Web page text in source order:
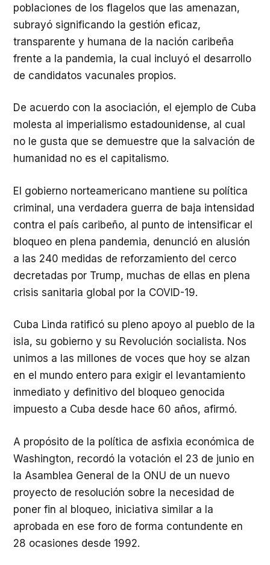
poblaciones de los flagelos que las amenazan,
subrayó significando la gestión eficaz,
transparente y humana de la nación caribeña
frente a la pandemia, la cual incluyó el desarrollo
de candidatos vacunales propios.
De acuerdo con la asociación, el ejemplo de Cuba
molesta al imperialismo estadounidense, al cual
no le gusta que se demuestre que la salvación de
humanidad no es el capitalismo.
El gobierno norteamericano mantiene su política
criminal, una verdadera guerra de baja intensidad
contra el país caribeño, al punto de intensificar el
bloqueo en plena pandemia, denunció en alusión
a las 240 medidas de reforzamiento del cerco
decretadas por Trump, muchas de ellas en plena
crisis sanitaria global por la COVID-19.
Cuba Linda ratificó su pleno apoyo al pueblo de la
isla, su gobierno y su Revolución socialista. Nos
unimos a las millones de voces que hoy se alzan
en el mundo entero para exigir el levantamiento
inmediato y definitivo del bloqueo genocida
impuesto a Cuba desde hace 60 años, afirmó.
A propósito de la política de asfixia económica de
Washington, recordó la votación el 23 de junio en
la Asamblea General de la ONU de un nuevo
proyecto de resolución sobre la necesidad de
poner fin al bloqueo, iniciativa similar a la
aprobada en ese foro de forma contundente en
28 ocasiones desde 1992.